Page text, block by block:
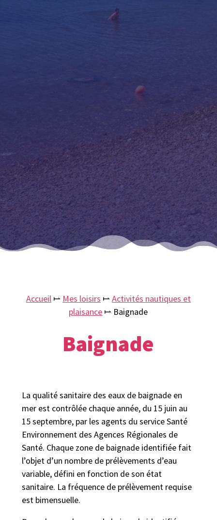
Accueil⥛ Mes loisirs ⥛Activités nautiques et
plaisance ⥛ Baignade
Baignade
La qualité sanitaire des eaux de baignade en
mer est contrôlée chaque année, du 15 juin au
15 septembre, par les agents du service Santé
Environnement des Agences Régionales de
Santé. Chaque zone de baignade identifiée fait
l’objet d’un nombre de prélèvements d’eau
variable, défini en fonction de son état
sanitaire. La fréquence de prélèvement requise
est bimensuelle.